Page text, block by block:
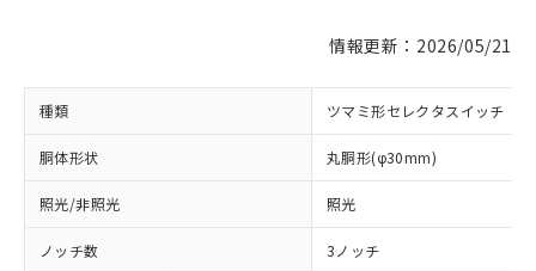
情報更新：2026/05/21
種類 ツマミ形セレクタスイッチ
胴体形状 丸胴形(φ30mm)
照光/非照光 照光
ノッチ数 3ノッチ